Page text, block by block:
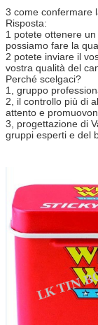
3 come confermare
Risposta:
1 potete ottenere
possiamo fare la
2 potete inviare il
vostra qualità del
Perché scelgaci?
1, gruppo
2, il controllo più di
attento e
3, progettazione di
gruppi esperti e del